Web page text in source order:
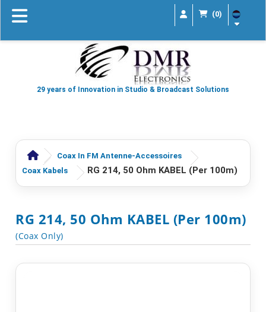
(0)
29 years of Innovation in Studio & Broadcast Solutions
Coax In FM Antenne-Accessoires
Coax Kabels
RG 214, 50 Ohm KABEL (per 100m)
RG 214, 50 Ohm KABEL (per 100m)
(Coax Only)